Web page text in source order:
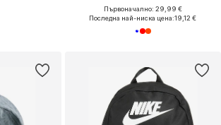
Първоначално: 29,99 €
Последна най-ниска цена:19,12 €